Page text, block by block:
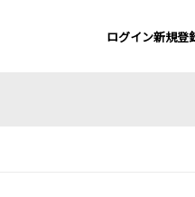
ログイン新規登